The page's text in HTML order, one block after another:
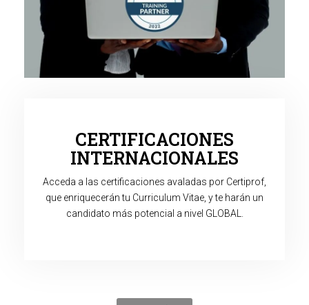
CERTIFICACIONES
INTERNACIONALES
Acceda a las certificaciones avaladas por Certiprof,
que enriquecerán tu Curriculum Vitae, y te harán un
candidato más potencial a nivel GLOBAL.